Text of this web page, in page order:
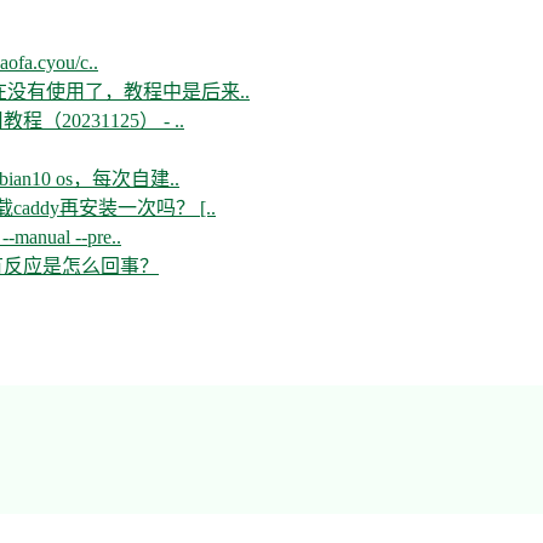
c..
有使用了，教程中是后来..
程（20231125） - ..
os，每次自建..
再安装一次吗？ [..
manual --pre..
应是怎么回事？